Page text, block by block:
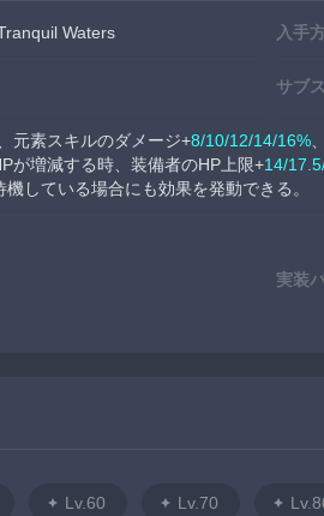
Waters 入手
サブ
元素スキルのダメージ+8/10/12/14/16%
が増減する時、装備者のHP上限+14/
している場合にも効果を発動できる。
実装
Lv.60 Lv.70